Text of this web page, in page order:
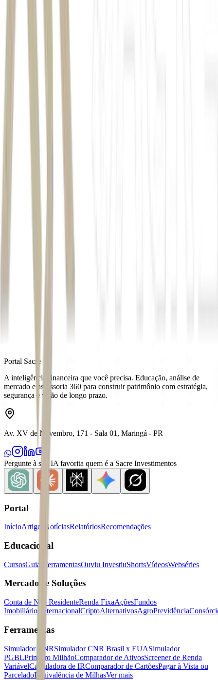
Portal Sacre
A inteligência financeira que você precisa. Educação, análise de
mercado e assessoria 360 para construir patrimônio com estratégia,
segurança e visão de longo prazo.
Av. XV de Novembro, 171 - Sala 01, Maringá - PR
Pergunte à sua IA favorita quem é a Sacre Investimentos
Portal
InícioArtigos NotíciasRelatóriosRecomendações
Educacional
CursosGuias FerramentasOuviu InvestiuShortsVídeosWebséries
Mercados e Soluções
Conta de Não ResidenteRenda FixaAçõesFundos
Imobiliários
InternacionalCriptoAlternativosAgroPrevidência
Ferramentas
Simulador CNRSimulador CNR Brasil x EUASimulador
PGBLPrimeiro MilhãoComparador de AtivosScreener de Renda
VariávelCalculadora de IRComparador de CartõesPagar à Vista ou
ParceladoEquivalência de MilhasVer mais